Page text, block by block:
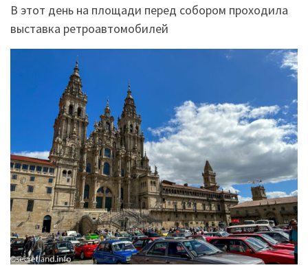
В этот день на площади перед собором проходила
выставка ретроавтомобилей